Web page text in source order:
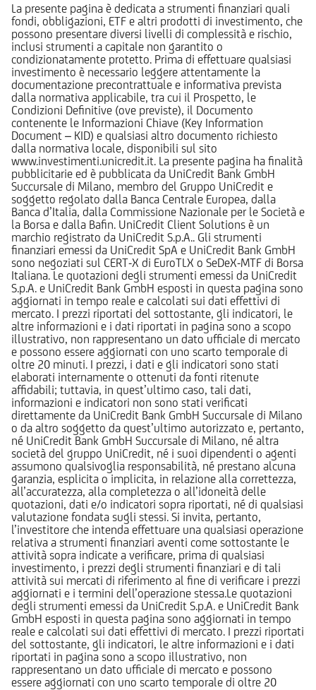
La presente pagina è dedicata a strumenti finanziari quali
fondi, obbligazioni, ETF e altri prodotti di investimento, che
possono presentare diversi livelli di complessità e rischio,
inclusi strumenti a capitale non garantito o
condizionatamente protetto. Prima di effettuare qualsiasi
investimento è necessario leggere attentamente la
documentazione precontrattuale e informativa prevista
dalla normativa applicabile, tra cui il Prospetto, le
Condizioni Definitive (ove previste), il Documento
contenente le Informazioni Chiave (Key Information
Document – KID) e qualsiasi altro documento richiesto
dalla normativa locale, disponibili sul sito
www.investimenti.unicredit.it. La presente pagina ha finalità
pubblicitarie ed è pubblicata da UniCredit Bank GmbH
Succursale di Milano, membro del Gruppo UniCredit e
soggetto regolato dalla Banca Centrale Europea, dalla
Banca d’Italia, dalla Commissione Nazionale per le Società e
la Borsa e dalla Bafin. UniCredit Client Solutions è un
marchio registrato da UniCredit S.p.A.. Gli strumenti
finanziari emessi da UniCredit SpA e UniCredit Bank GmbH
sono negoziati sul CERT-X di EuroTLX o SeDeX-MTF di Borsa
Italiana. Le quotazioni degli strumenti emessi da UniCredit
S.p.A. e UniCredit Bank GmbH esposti in questa pagina sono
aggiornati in tempo reale e calcolati sui dati effettivi di
mercato. I prezzi riportati del sottostante, gli indicatori, le
altre informazioni e i dati riportati in pagina sono a scopo
illustrativo, non rappresentano un dato ufficiale di mercato
e possono essere aggiornati con uno scarto temporale di
oltre 20 minuti. I prezzi, i dati e gli indicatori sono stati
elaborati internamente o ottenuti da fonti ritenute
affidabili; tuttavia, in quest’ultimo caso, tali dati,
informazioni e indicatori non sono stati verificati
direttamente da UniCredit Bank GmbH Succursale di Milano
o da altro soggetto da quest’ultimo autorizzato e, pertanto,
né UniCredit Bank GmbH Succursale di Milano, né altra
società del gruppo UniCredit, né i suoi dipendenti o agenti
assumono qualsivoglia responsabilità, né prestano alcuna
garanzia, esplicita o implicita, in relazione alla correttezza,
all’accuratezza, alla completezza o all’idoneità delle
quotazioni, dati e/o indicatori sopra riportati, né di qualsiasi
valutazione fondata sugli stessi. Si invita, pertanto,
l’investitore che intenda effettuare una qualsiasi operazione
relativa a strumenti finanziari aventi come sottostante le
attività sopra indicate a verificare, prima di qualsiasi
investimento, i prezzi degli strumenti finanziari e di tali
attività sui mercati di riferimento al fine di verificare i prezzi
aggiornati e i termini dell’operazione stessa.Le quotazioni
degli strumenti emessi da UniCredit S.p.A. e UniCredit Bank
GmbH esposti in questa pagina sono aggiornati in tempo
reale e calcolati sui dati effettivi di mercato. I prezzi riportati
del sottostante, gli indicatori, le altre informazioni e i dati
riportati in pagina sono a scopo illustrativo, non
rappresentano un dato ufficiale di mercato e possono
essere aggiornati con uno scarto temporale di oltre 20